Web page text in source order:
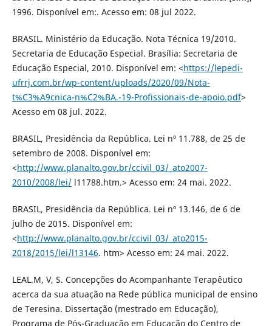
1996. Disponível em:. Acesso em: 08 jul 2022.
BRASIL. Ministério da Educação. Nota Técnica 19/2010.
Secretaria de Educação Especial. Brasília: Secretaria de
Educação Especial, 2010. Disponível em: <https://lepedi-
ufrrj.com.br/wp-content/uploads/2020/09/Nota-
t%C3%A9cnica-n%C2%BA.-19-Profissionais-de-apoio.pdf>
Acesso em 08 jul. 2022.
BRASIL, Presidência da República. Lei nº 11.788, de 25 de
setembro de 2008. Disponível em:
<http://www.planalto.gov.br/ccivil_03/_ato2007-
2010/2008/lei/l11788.htm.> Acesso em: 24 mai. 2022.
BRASIL, Presidência da República. Lei nº 13.146, de 6 de
julho de 2015. Disponível em:
<http://www.planalto.gov.br/ccivil_03/_ato2015-
2018/2015/lei/l13146. htm> Acesso em: 24 mai. 2022.
LEAL.M, V, S. Concepções do Acompanhante Terapêutico
acerca da sua atuação na Rede pública municipal de ensino
de Teresina. Dissertação (mestrado em Educação),
Programa de Pós-Graduação em Educação do Centro de